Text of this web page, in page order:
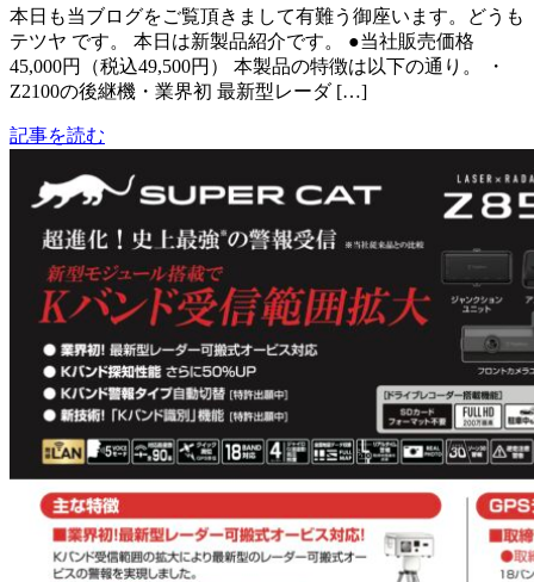
本日も当ブログをご覧頂きまして有難う御座います。どうも
テツヤ です。 本日は新製品紹介です。 ●当社販売価格
45,000円（税込49,500円） 本製品の特徴は以下の通り。 ・
Z2100の後継機・業界初 最新型レーダ […]
記事を読む